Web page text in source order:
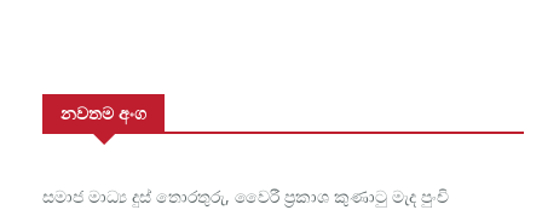
නවතම අංග
සමාජ මාධ්‍ය දුස් තොරතුරු, වෛරී ප්‍රකාශ කුණාටු මැද පුංචි